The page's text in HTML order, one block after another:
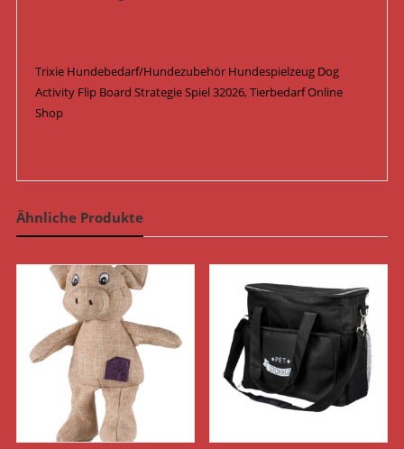
Trixie Hundebedarf/Hundezubehör Hundespielzeug Dog
Activity Flip Board Strategie Spiel 32026, Tierbedarf Online
Shop
Ähnliche Produkte